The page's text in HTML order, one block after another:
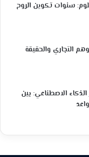
سنوات تكوين الروح
التجاري والحقيقة
الاصطناعي: بين